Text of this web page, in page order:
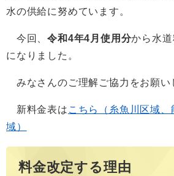
水の供給に努めています。
今回、令和4年4月使用分から水
になりました。
みなさんのご理解ご協力をお願い
新料金表は こちら（糸魚川区域
域）
料金改定する理由